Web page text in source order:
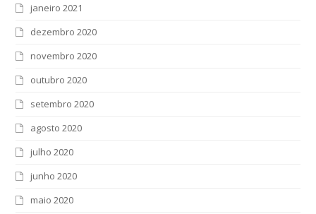
janeiro 2021
dezembro 2020
novembro 2020
outubro 2020
setembro 2020
agosto 2020
julho 2020
junho 2020
maio 2020